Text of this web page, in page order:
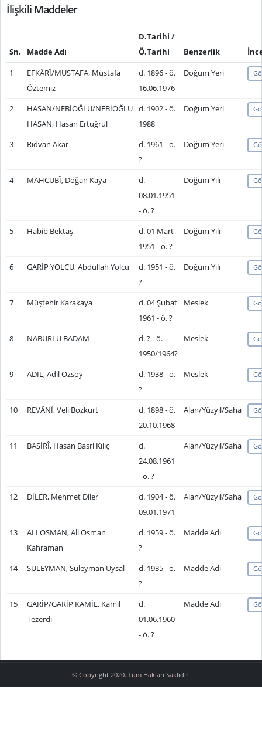
İlişkili Maddeler
Sn. Madde Adı
D.Tarihi /
Ö.Tarihi
Benzerlik
1
EFKÂRÎ/MUSTAFA, Mustafa
Öztemiz
d. 1896 - ö.
16.06.1976
Doğum Yeri
2
HASAN/NEBİOĞLU/NEBİOĞLU
HASAN, Hasan Ertuğrul
d. 1902 - ö.
1988
Doğum Yeri
3 Rıdvan Akar
d. 1961 - ö.
?
Doğum Yeri
4 MAHCUBÎ, Doğan Kaya
d.
08.01.1951
- ö. ?
Doğum Yılı
5 Habib Bektaş
d. 01 Mart
1951 - ö. ?
Doğum Yılı
6 GARİP YOLCU, Abdullah Yolcu
d. 1951 - ö.
?
Doğum Yılı
7 Müştehir Karakaya
d. 04 Şubat
1961 - ö. ?
Meslek
8 NABURLU BADAM
d. ? - ö.
1950/1964?
Meslek
9 ADİL, Adil Özsoy
d. 1938 - ö.
?
Meslek
10 REVÂNÎ, Veli Bozkurt
d. 1898 - ö.
20.10.1968
Alan/Yüzyıl/Saha
11 BASİRÎ, Hasan Basri Kılıç
d.
24.08.1961
- ö. ?
Alan/Yüzyıl/Saha
12 DİLER, Mehmet Diler
d. 1904 - ö.
09.01.1971
Alan/Yüzyıl/Saha
13
ALİ OSMAN, Ali Osman
Kahraman
d. 1959 - ö.
?
Madde Adı
14 SÜLEYMAN, Süleyman Uysal
d. 1935 - ö.
?
Madde Adı
15
GARİP/GARİP KAMİL, Kamil
Tezerdi
d.
01.06.1960
- ö. ?
Madde Adı
© Copyright 2020. Tüm Hakları Saklıdır.